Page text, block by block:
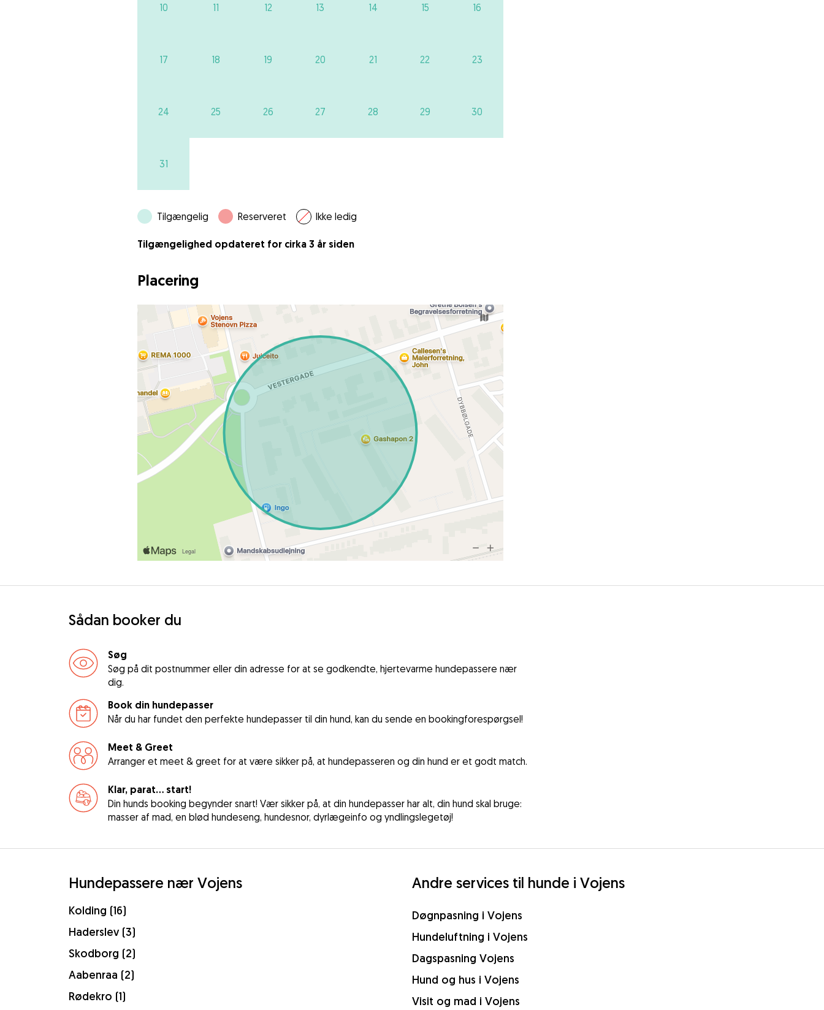
10 11 12 13 14 15 16
17 18 19 20 21 22 23
24 25 26 27 28 29 30
31
Tilgængelig Reserveret Ikke ledig
Tilgængelighed opdateret for cirka 3 år siden
Placering
Sådan booker du
Søg
Søg på dit postnummer eller din adresse for at se godkendte, hjertevarme hundepassere nær
dig.
Book din hundepasser
Når du har fundet den perfekte hundepasser til din hund, kan du sende en bookingforespørgsel!
Meet & Greet
Arranger et meet & greet for at være sikker på, at hundepasseren og din hund er et godt match.
Klar, parat... start!
Din hunds booking begynder snart! Vær sikker på, at din hundepasser har alt, din hund skal bruge:
masser af mad, en blød hundeseng, hundesnor, dyrlægeinfo og yndlingslegetøj!
Hundepassere nær Vojens
Kolding (16)
Haderslev (3)
Skodborg (2)
Aabenraa (2)
Rødekro (1)
Andre services til hunde i Vojens
Døgnpasning i Vojens
Hundeluftning i Vojens
Dagspasning Vojens
Hund og hus i Vojens
Visit og mad i Vojens